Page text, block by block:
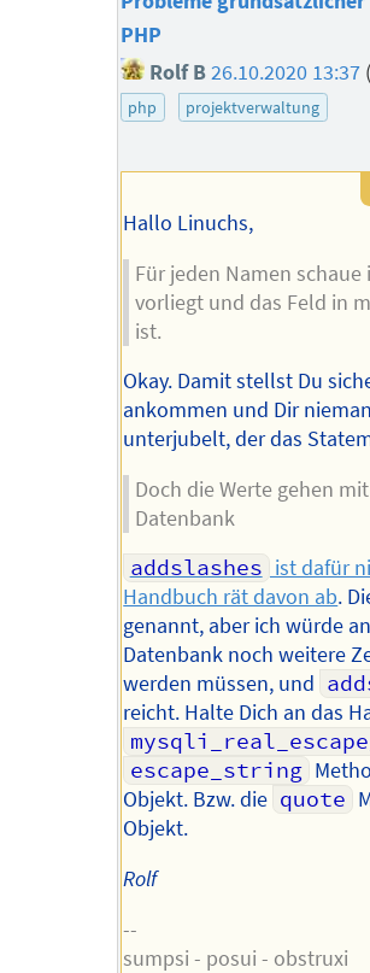
PHP
Rolf B 26.10.2020 13:37 (
php
projektverwaltung
Hallo Linuchs,
Für jeden Namen schaue
vorliegt und das Feld in
ist.
Okay. Damit stellst Du
ankommen und Dir
unterjubelt, der das
Doch die Werte gehen
Datenbank
addslashes ist dafür
Handbuch rät davon ab.
genannt, aber ich würde
Datenbank noch weitere
werden müssen, und
reicht. Halte Dich an das
escape_string
Objekt. Bzw. die quote
Objekt.
Rolf
--
sumpsi - posui - obstruxi